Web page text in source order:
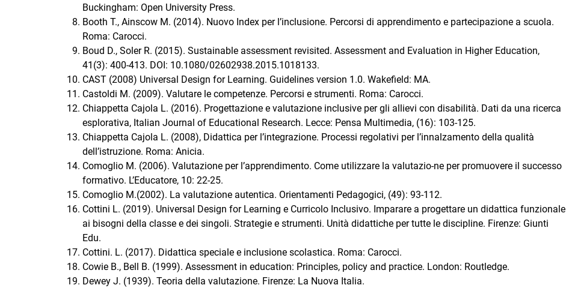
Buckingham: Open University Press.
Booth T., Ainscow M. (2014). Nuovo Index per l’inclusione. Percorsi di apprendimento e partecipazione a scuola.
Roma: Carocci.
Boud D., Soler R. (2015). Sustainable assessment revisited. Assessment and Evaluation in Higher Education,
41(3): 400-413. DOI: 10.1080/02602938.2015.1018133.
CAST (2008) Universal Design for Learning. Guidelines version 1.0. Wakefield: MA.
Castoldi M. (2009). Valutare le competenze. Percorsi e strumenti. Roma: Carocci.
Chiappetta Cajola L. (2016). Progettazione e valutazione inclusive per gli allievi con disabilità. Dati da una ricerca
esplorativa, Italian Journal of Educational Research. Lecce: Pensa Multimedia, (16): 103-125.
Chiappetta Cajola L. (2008), Didattica per l’integrazione. Processi regolativi per l’innalzamento della qualità
dell’istruzione. Roma: Anicia.
Comoglio M. (2006). Valutazione per l’apprendimento. Come utilizzare la valutazio-ne per promuovere il successo
formativo. L’Educatore, 10: 22-25.
Comoglio M.(2002). La valutazione autentica. Orientamenti Pedagogici, (49): 93-112.
Cottini L. (2019). Universal Design for Learning e Curricolo Inclusivo. Imparare a progettare un didattica funzionale
ai bisogni della classe e dei singoli. Strategie e strumenti. Unità didattiche per tutte le discipline. Firenze: Giunti
Edu.
Cottini. L. (2017). Didattica speciale e inclusione scolastica. Roma: Carocci.
Cowie B., Bell B. (1999). Assessment in education: Principles, policy and practice. London: Routledge.
Dewey J. (1939). Teoria della valutazione. Firenze: La Nuova Italia.